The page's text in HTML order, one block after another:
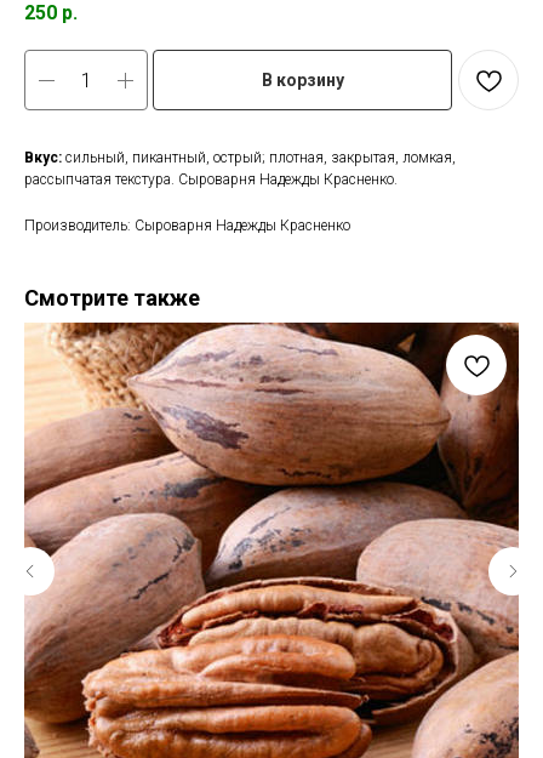
250 р.
В корзину
Вкус: сильный, пикантный, острый; плотная, закрытая, ломкая,
рассыпчатая текстура. Сыроварня Надежды Красненко.
Производитель: Сыроварня Надежды Красненко
Смотрите также